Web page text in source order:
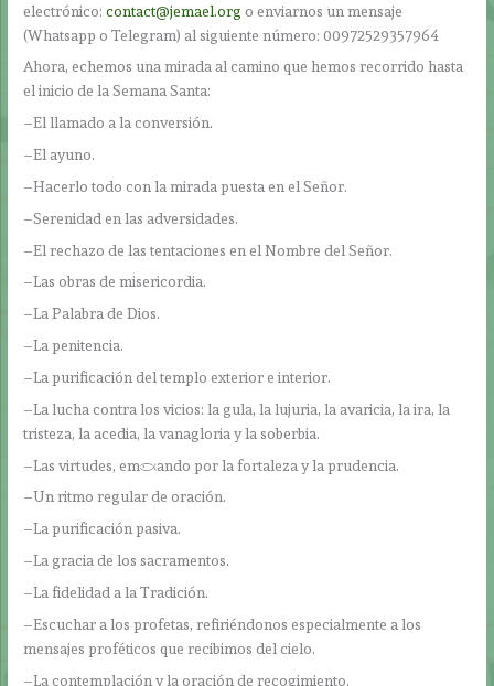
electrónico:contact@jemael.org o enviarnos un mensaje
(Whatsapp o Telegram) al siguiente número: 00972529357964
Ahora, echemos una mirada al camino que hemos recorrido hasta
el inicio de la Semana Santa:
–El llamado a la conversión.
–El ayuno.
–Hacerlo todo con la mirada puesta en el Señor.
–Serenidad en las adversidades.
–El rechazo de las tentaciones en el Nombre del Señor.
–Las obras de misericordia.
–La Palabra de Dios.
–La penitencia.
–La purificación del templo exterior e interior.
–La lucha contra los vicios: la gula, la lujuria, la avaricia, la ira, la
tristeza, la acedia, la vanagloria y la soberbia.
–Las virtudes, empezando por la fortaleza y la prudencia.
–Un ritmo regular de oración.
–La purificación pasiva.
–La gracia de los sacramentos.
–La fidelidad a la Tradición.
–Escuchar a los profetas, refiriéndonos especialmente a los
mensajes proféticos que recibimos del cielo.
–La contemplación y la oración de recogimiento.